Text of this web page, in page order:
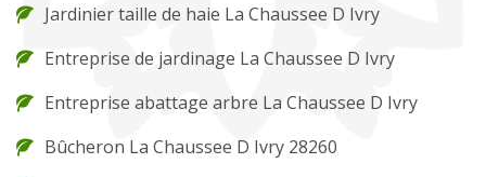
Jardinier taille de haie La Chaussee D Ivry
Entreprise de jardinage La Chaussee D Ivry
Entreprise abattage arbre La Chaussee D Ivry
Bûcheron La Chaussee D Ivry 28260